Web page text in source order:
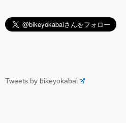
Tweets by bikeyokabai